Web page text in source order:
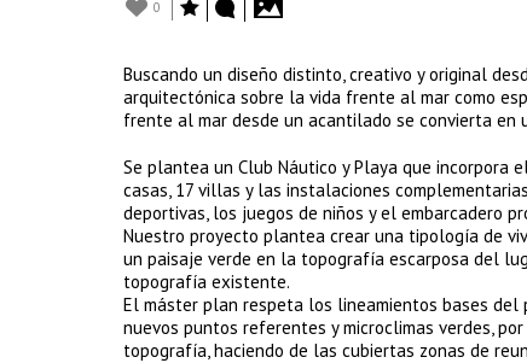
0
Buscando un diseño distinto, creativo y original
arquitectónica sobre la vida frente al mar como
frente al mar desde un acantilado se convierta en
Se plantea un Club Náutico y Playa que incorpora
casas, 17 villas y las instalaciones
deportivas, los juegos de niños y el embarcadero
Nuestro proyecto plantea crear una tipología de
un paisaje verde en la topografía escarposa del
topografía existente.
El máster plan respeta los lineamientos bases del
nuevos puntos referentes y microclimas verdes,
topografía, haciendo de las cubiertas zonas de